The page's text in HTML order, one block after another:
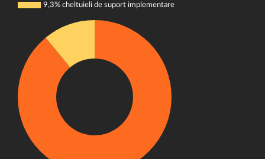
9,3% cheltuieli de suport implementare